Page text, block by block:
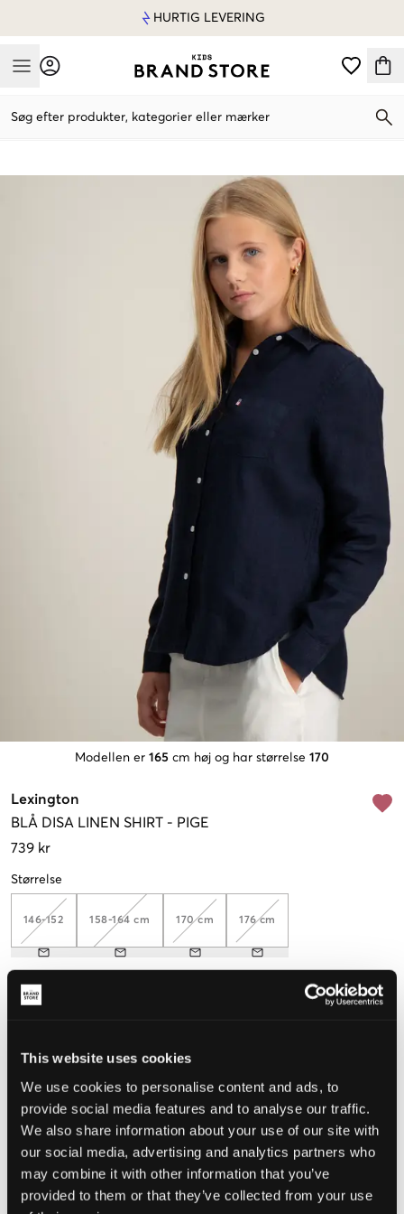
This website uses cookies
We use cookies to personalise content and ads, to
provide social media features and to analyse our traffic.
We also share information about your use of our site with
our social media, advertising and analytics partners who
may combine it with other information that you’ve
provided to them or that they’ve collected from your use
HURTIG LEVERING
Mobile Menu
Søg efter produkter, kategorier eller mærker
Modellen er 165 cm høj og har størrelse 170
Lexington
BLÅ DISA LINEN SHIRT - PIGE
739 kr
Størrelse
146-152 158-164 cm 170 cm 176 cm
Opfattet størrelse
VÆLG EN STØRRELSE
Hurtig levering
Fri fragt over 499 kr
Fortrydelsesret i 60 dager